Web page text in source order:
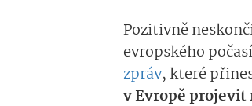
Pozitivně
evropského
zpráv, které
v Evropě